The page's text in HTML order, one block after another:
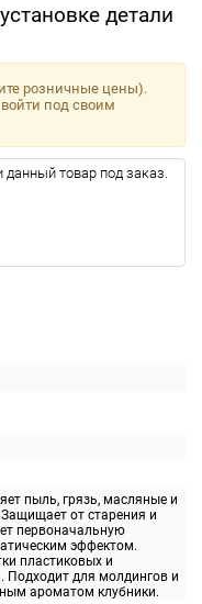
детали
пыль, грязь, масляные и
от старения и
первоначальную
эффектом.
пластиковых и
Подходит для молдингов и
ароматом клубники.
розничные цены).
под своим
товар под заказ.